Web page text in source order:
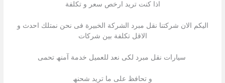
اذا كنت ترید ارخص سعر و تكلفة
الیكم الان شركتنا نقل مبرد الشركة الخبیرة فى نحن نمتلك احدث و
الاقل تكلفة بین شركات
سیارات نقل مبرد لكى نعد للعمیل خدمة آمنھ تحمى
و تحافظ على ما ترید شحنھ